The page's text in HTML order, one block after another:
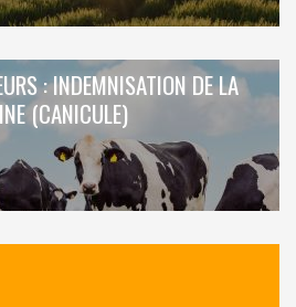
: INDEMNISATION DE LA
(CANICULE)